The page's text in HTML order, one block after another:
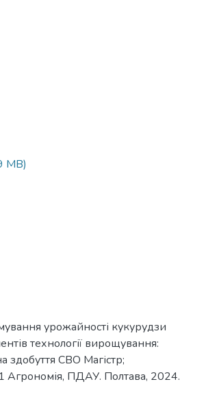
MB)
урожайності кукурудзи
технології вирощування:
здобуття СВО Магістр;
Агрономія, ПДАУ. Полтава, 2024.